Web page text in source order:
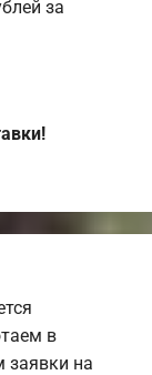
за
в
заявки на